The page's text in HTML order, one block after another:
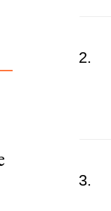
2.
3.